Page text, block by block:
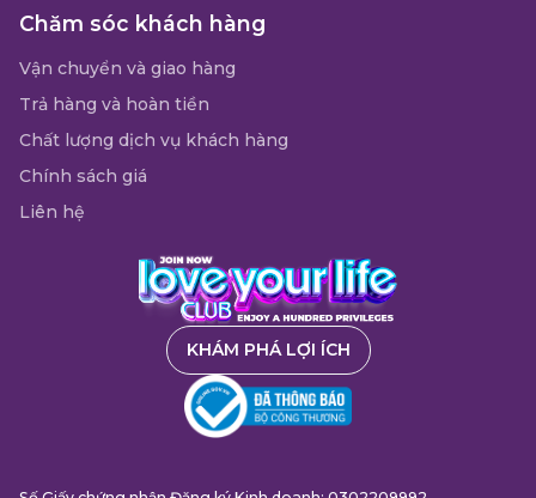
Chăm sóc khách hàng
Vận chuyển và giao hàng
Trả hàng và hoàn tiền
Chất lượng dịch vụ khách hàng
Chính sách giá
Liên hệ
KHÁM PHÁ LỢI ÍCH